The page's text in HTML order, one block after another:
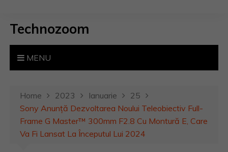
Technozoom
MENU
Home 2023 Ianuarie
25
Sony Anunță Dezvoltarea Noului Teleobiectiv Full-
Frame G Master™ 300mm F2.8 Cu Montură E, Care
Va Fi Lansat La Începutul Lui 2024